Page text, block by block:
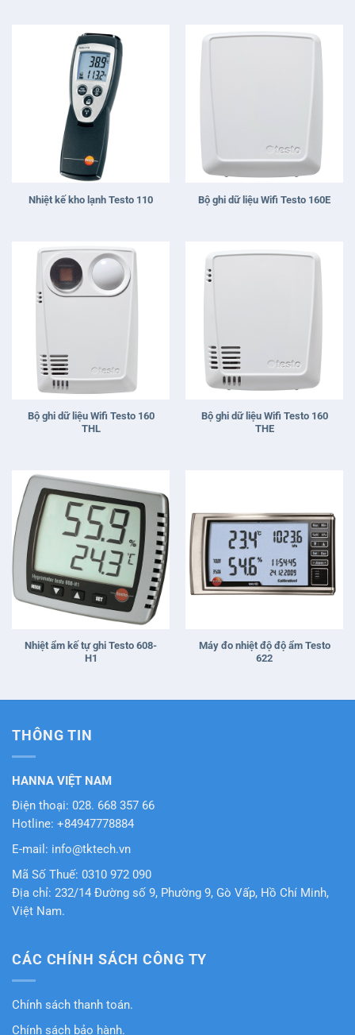
Nhiệt kế kho lạnh Testo 110 Bộ ghi dữ liệu Wifi Testo 160E
Bộ ghi dữ liệu Wifi Testo 160
THL
Bộ ghi dữ liệu Wifi Testo 160
THE
Nhiệt ẩm kế tự ghi Testo 608-
H1
Máy đo nhiệt độ độ ẩm Testo
622
THÔNG TIN
HANNA VIỆT NAM
Điện thoại: 028. 668 357 66
Hotline: +84947778884
E-mail: info@tktech.vn
Mã Số Thuế: 0310 972 090
Địa chỉ: 232/14 Đường số 9, Phường 9, Gò Vấp, Hồ Chí Minh,
Việt Nam.
CÁC CHÍNH SÁCH CÔNG TY
Chính sách thanh toán.
Chính sách bảo hành.